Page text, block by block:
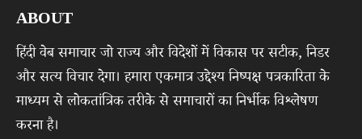
ABOUT
हिंदी वेब समाचार जो राज्य और विदेशों में विकास पर सटीक, निडर
और सत्य विचार देगा। हमारा एकमात्र उद्देश्य निष्पक्ष पत्रकारिता के
माध्यम से लोकतांत्रिक तरीके से समाचारों का निर्भीक विश्लेषण
करना है।